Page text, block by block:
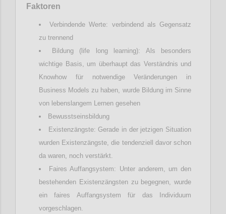
Faktoren
Verbindende Werte: verbindend als Gegensatz
zu trennend
Bildung (life long learning): Als besonders
wichtige Basis, um überhaupt das Verständnis und
Knowhow für notwendige Veränderungen in
Business Models zu haben, wurde Bildung im Sinne
von lebenslangem Lernen gesehen
Bewusstseinsbildung
Existenzängste: Gerade in der jetzigen Situation
wurden Existenzängste, die tendenziell davor schon
da waren, noch verstärkt.
Faires Auffangsystem: Unter anderem, um den
bestehenden Existenzängsten zu begegnen, wurde
ein faires Auffangsystem für das Individuum
vorgeschlagen.